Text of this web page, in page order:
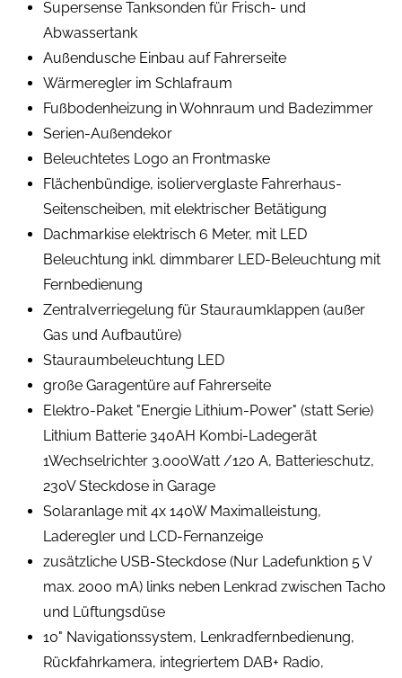
Supersense Tanksonden für Frisch- und
Abwassertank
Außendusche Einbau auf Fahrerseite
Wärmeregler im Schlafraum
Fußbodenheizung in Wohnraum und Badezimmer
Serien-Außendekor
Beleuchtetes Logo an Frontmaske
Flächenbündige, isolierverglaste Fahrerhaus-
Seitenscheiben, mit elektrischer Betätigung
Dachmarkise elektrisch 6 Meter, mit LED
Beleuchtung inkl. dimmbarer LED-Beleuchtung mit
Fernbedienung
Zentralverriegelung für Stauraumklappen (außer
Gas und Aufbautüre)
Stauraumbeleuchtung LED
große Garagentüre auf Fahrerseite
Elektro-Paket "Energie Lithium-Power" (statt Serie)
Lithium Batterie 340AH Kombi-Ladegerät
1Wechselrichter 3.000Watt /120 A, Batterieschutz,
230V Steckdose in Garage
Solaranlage mit 4x 140W Maximalleistung,
Laderegler und LCD-Fernanzeige
zusätzliche USB-Steckdose (Nur Ladefunktion 5 V
max. 2000 mA) links neben Lenkrad zwischen Tacho
und Lüftungsdüse
10" Navigationssystem, Lenkradfernbedienung,
Rückfahrkamera, integriertem DAB+ Radio,